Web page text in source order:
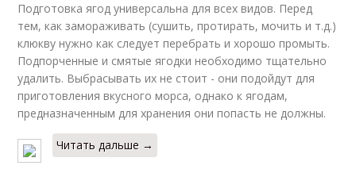
Подготовка ягод универсальна для всех видов. Перед
тем, как замораживать (сушить, протирать, мочить и т.д.)
клюкву нужно как следует перебрать и хорошо промыть.
Подпорченные и смятые ягодки необходимо тщательно
удалить. Выбрасывать их не стоит - они подойдут для
приготовления вкусного морса, однако к ягодам,
предназначенным для хранения они попасть не должны.
Читать дальше →